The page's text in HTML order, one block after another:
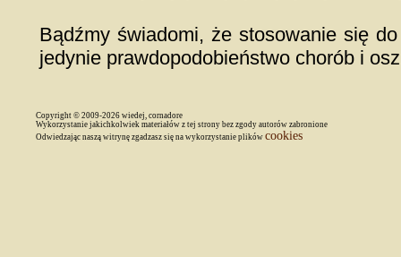
Bądźmy świadomi, że stosowanie się
jedynie prawdopodobieństwo chorób i
Copyright © 2009-2026 wiedej, cornadore
Wykorzystanie jakichkolwiek materiałów z tej strony bez zgody autorów zabronione
Odwiedzając naszą witrynę zgadzasz się na wykorzystanie plików cookies